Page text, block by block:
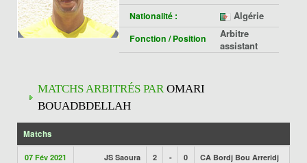
Nationalité : Algérie
Fonction / Position
Arbitre
assistant
MATCHS ARBITRÉS PAROMARI
BOUADBDELLAH
Matchs
07 Fév 2021 JS Saoura 2 - 0 CA Bordj Bou Arreridj